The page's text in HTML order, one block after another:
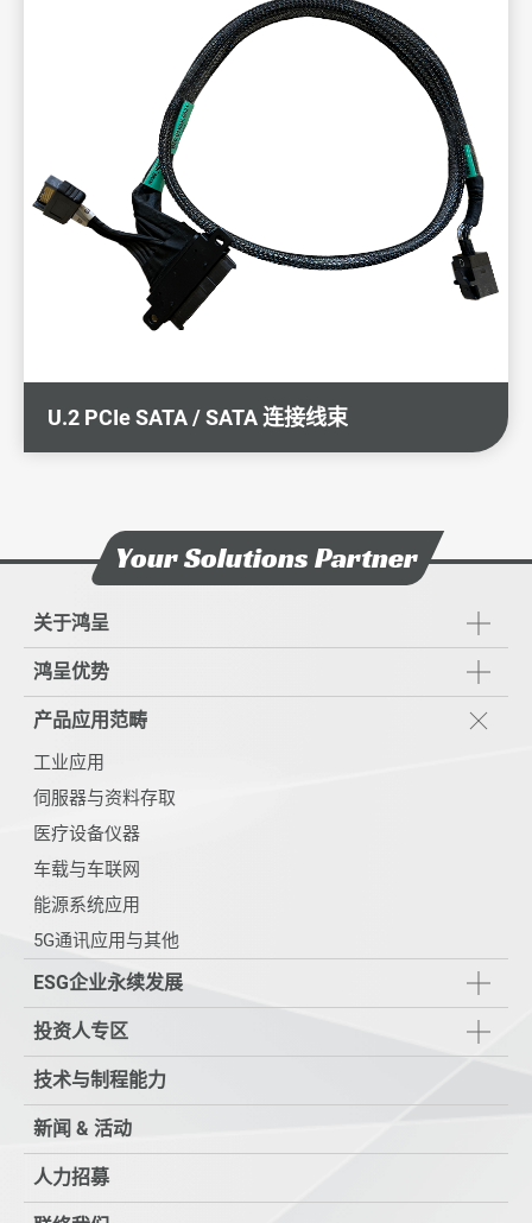
U.2 PCIe SATA / SATA 连接线束
Your Solutions Partner
关于鸿呈
鸿呈优势
产品应用范畴
工业应用
伺服器与资料存取
医疗设备仪器
车载与车联网
能源系统应用
5G通讯应用与其他
ESG企业永续发展
投资人专区
技术与制程能力
新闻 & 活动
人力招募